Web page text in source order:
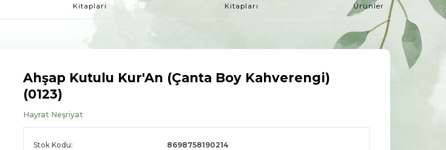
Kitapları Kitapları Ürünler
Ahşap Kutulu Kur'An (Çanta Boy Kahverengi)
(0123)
Hayrat Neşriyat
Stok Kodu: 8698758190214